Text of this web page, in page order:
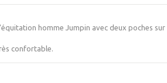
homme Jumpin avec deux poches
confortable.